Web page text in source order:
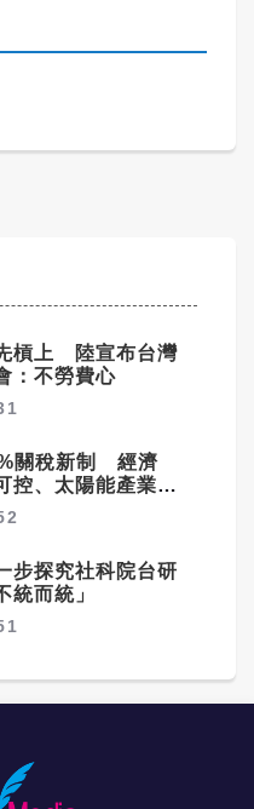
槓上 陸宣布台灣
：不勞費心
關稅新制 經濟
控、太陽能產業衝
步探究社科院台研
統而統」